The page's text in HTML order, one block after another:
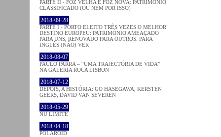
PARTE II - FOZ VELHA E FOZ NOVA: PATRIMÓNIO
CLASSIFICADO (OU NEM POR ISSO)
2018-09-28
PARTE I - PORTO ELEITO TRÊS VEZES O MELHOR
DESTINO EUROPEU: PATRIMÓNIO AMEAÇADO
PARA UNS, RENOVADO PARA OUTROS. PARA
INGLÊS (NÃO) VER
2018-08-07
PAULO PARRA – “UMA TRAJECTÓRIA DE VIDA”
NA GALERIA ROCA LISBON
2018-07-12
DEPOIS, A HISTÓRIA: GO HASEGAWA, KERSTEN
GEERS, DAVID VAN SEVEREN
2018-05-29
NU LIMITE
2018-04-18
POLAROID